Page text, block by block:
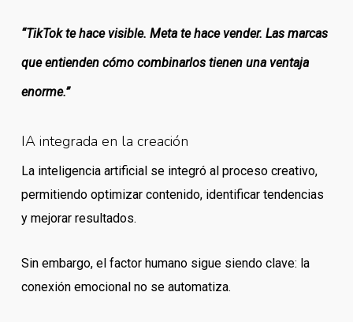
“TikTok te hace visible. Meta te hace vender. Las marcas
que entienden cómo combinarlos tienen una ventaja
enorme.”
IA integrada en la creación
La inteligencia artificial se integró al proceso creativo,
permitiendo optimizar contenido, identificar tendencias
y mejorar resultados.
Sin embargo, el factor humano sigue siendo clave: la
conexión emocional no se automatiza.